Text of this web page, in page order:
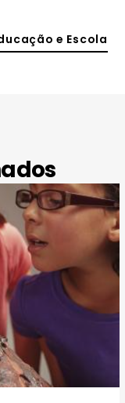
e Escola